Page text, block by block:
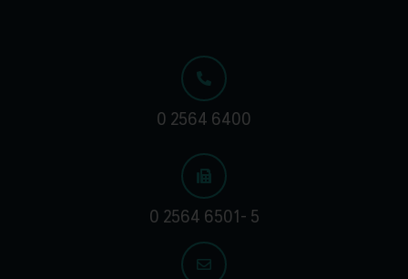
0 2564 6400
0 2564 6501- 5